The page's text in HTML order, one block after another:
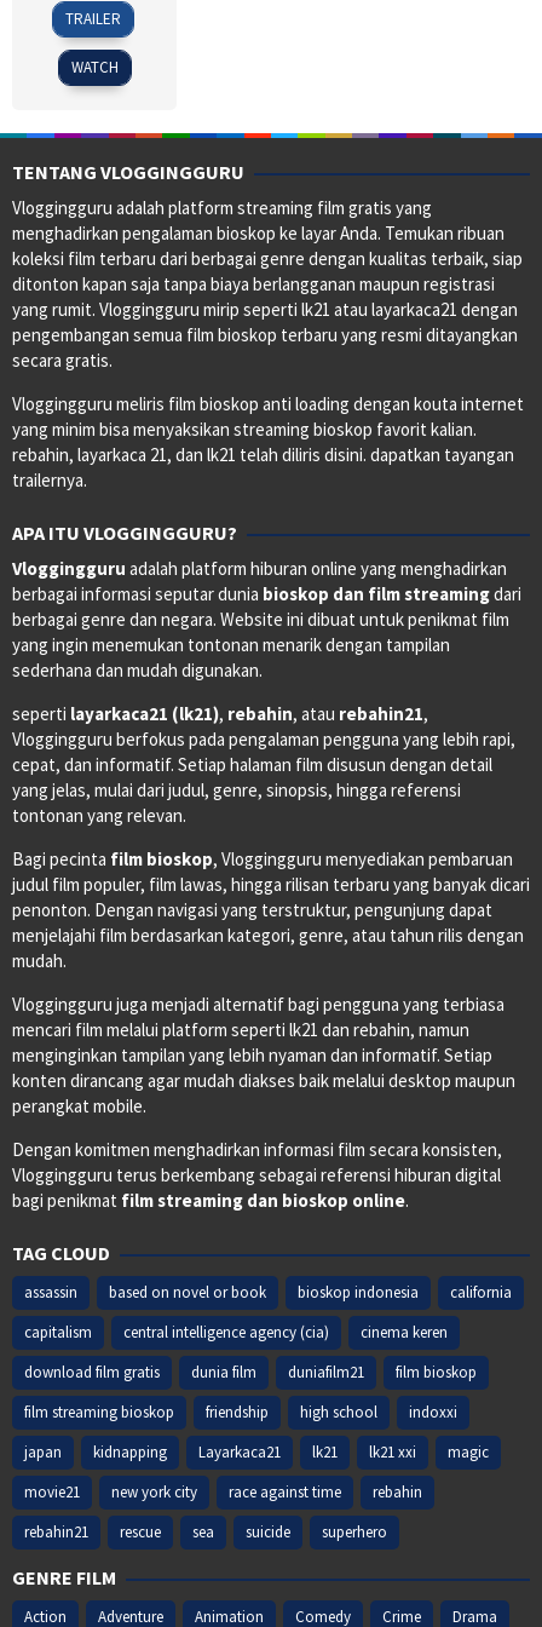
26
Jan
2017
Fyodor
Bondarchuk
TRAILER
WATCH
TENTANG VLOGGINGGURU
Vloggingguru adalah platform streaming film gratis yang
menghadirkan pengalaman bioskop ke layar Anda. Temukan ribuan
koleksi film terbaru dari berbagai genre dengan kualitas terbaik, siap
ditonton kapan saja tanpa biaya berlangganan maupun registrasi
yang rumit. Vloggingguru mirip seperti lk21 atau layarkaca21 dengan
pengembangan semua film bioskop terbaru yang resmi ditayangkan
secara gratis.
Vloggingguru meliris film bioskop anti loading dengan kouta internet
yang minim bisa menyaksikan streaming bioskop favorit kalian.
rebahin, layarkaca 21, dan lk21 telah diliris disini. dapatkan tayangan
trailernya.
APA ITU VLOGGINGGURU?
Vloggingguru adalah platform hiburan online yang menghadirkan
berbagai informasi seputar dunia bioskop dan film streamingdari
berbagai genre dan negara. Website ini dibuat untuk penikmat film
yang ingin menemukan tontonan menarik dengan tampilan
sederhana dan mudah digunakan.
seperti layarkaca21 (lk21), rebahin, atau rebahin21,
Vloggingguru berfokus pada pengalaman pengguna yang lebih rapi,
cepat, dan informatif. Setiap halaman film disusun dengan detail
yang jelas, mulai dari judul, genre, sinopsis, hingga referensi
tontonan yang relevan.
Bagi pecinta film bioskop, Vloggingguru menyediakan pembaruan
judul film populer, film lawas, hingga rilisan terbaru yang banyak dicari
penonton. Dengan navigasi yang terstruktur, pengunjung dapat
menjelajahi film berdasarkan kategori, genre, atau tahun rilis dengan
mudah.
Vloggingguru juga menjadi alternatif bagi pengguna yang terbiasa
mencari film melalui platform seperti lk21 dan rebahin, namun
menginginkan tampilan yang lebih nyaman dan informatif. Setiap
konten dirancang agar mudah diakses baik melalui desktop maupun
perangkat mobile.
Dengan komitmen menghadirkan informasi film secara konsisten,
Vloggingguru terus berkembang sebagai referensi hiburan digital
bagi penikmat film streaming dan bioskop online.
TAG CLOUD
assassin based on novel or book bioskop indonesia
california
capitalism
central intelligence agency (cia)
cinema keren
download film gratis
dunia film duniafilm21
film bioskop
film streaming bioskop
friendship high school
indoxxi
japan
kidnapping Layarkaca21 lk21 lk21 xxi
magic
movie21
new york city race against time
rebahin
rebahin21
rescue sea suicide superhero
GENRE FILM
Action Adventure Animation Comedy Crime Drama